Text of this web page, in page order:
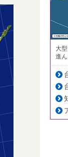
大
進